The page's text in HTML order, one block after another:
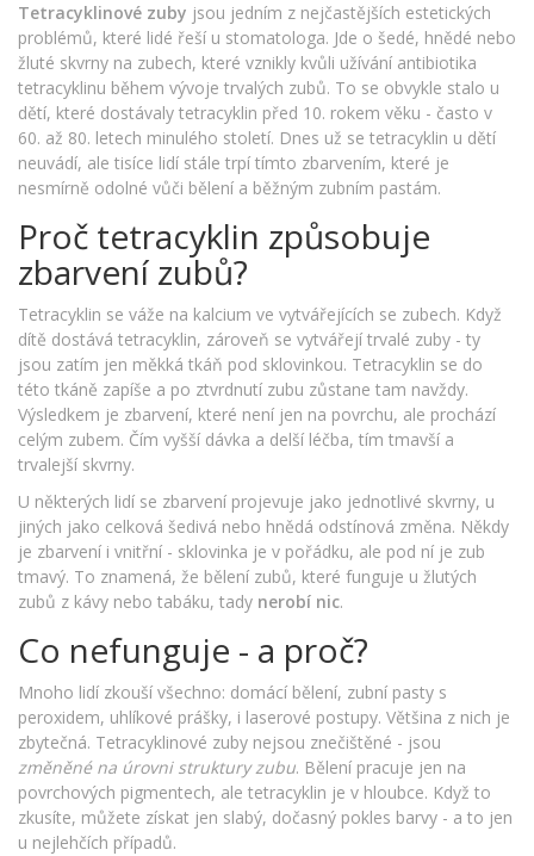
Tetracyklinové zuby jsou jedním z nejčastějších estetických
problémů, které lidé řeší u stomatologa. Jde o šedé, hnědé nebo
žluté skvrny na zubech, které vznikly kvůli užívání antibiotika
tetracyklinu během vývoje trvalých zubů. To se obvykle stalo u
dětí, které dostávaly tetracyklin před 10. rokem věku - často v
60. až 80. letech minulého století. Dnes už se tetracyklin u dětí
neuvádí, ale tisíce lidí stále trpí tímto zbarvením, které je
nesmírně odolné vůči bělení a běžným zubním pastám.
Proč tetracyklin způsobuje
zbarvení zubů?
Tetracyklin se váže na kalcium ve vytvářejících se zubech. Když
dítě dostává tetracyklin, zároveň se vytvářejí trvalé zuby - ty
jsou zatím jen měkká tkáň pod sklovinkou. Tetracyklin se do
této tkáně zapíše a po ztvrdnutí zubu zůstane tam navždy.
Výsledkem je zbarvení, které není jen na povrchu, ale prochází
celým zubem. Čím vyšší dávka a delší léčba, tím tmavší a
trvalejší skvrny.
U některých lidí se zbarvení projevuje jako jednotlivé skvrny, u
jiných jako celková šedivá nebo hnědá odstínová změna. Někdy
je zbarvení i vnitřní - sklovinka je v pořádku, ale pod ní je zub
tmavý. To znamená, že bělení zubů, které funguje u žlutých
zubů z kávy nebo tabáku, tady nerobí nic.
Co nefunguje - a proč?
Mnoho lidí zkouší všechno: domácí bělení, zubní pasty s
peroxidem, uhlíkové prášky, i laserové postupy. Většina z nich je
zbytečná. Tetracyklinové zuby nejsou znečištěné - jsou
změněné na úrovni struktury zubu. Bělení pracuje jen na
povrchových pigmentech, ale tetracyklin je v hloubce. Když to
zkusíte, můžete získat jen slabý, dočasný pokles barvy - a to jen
u nejlehčích případů.